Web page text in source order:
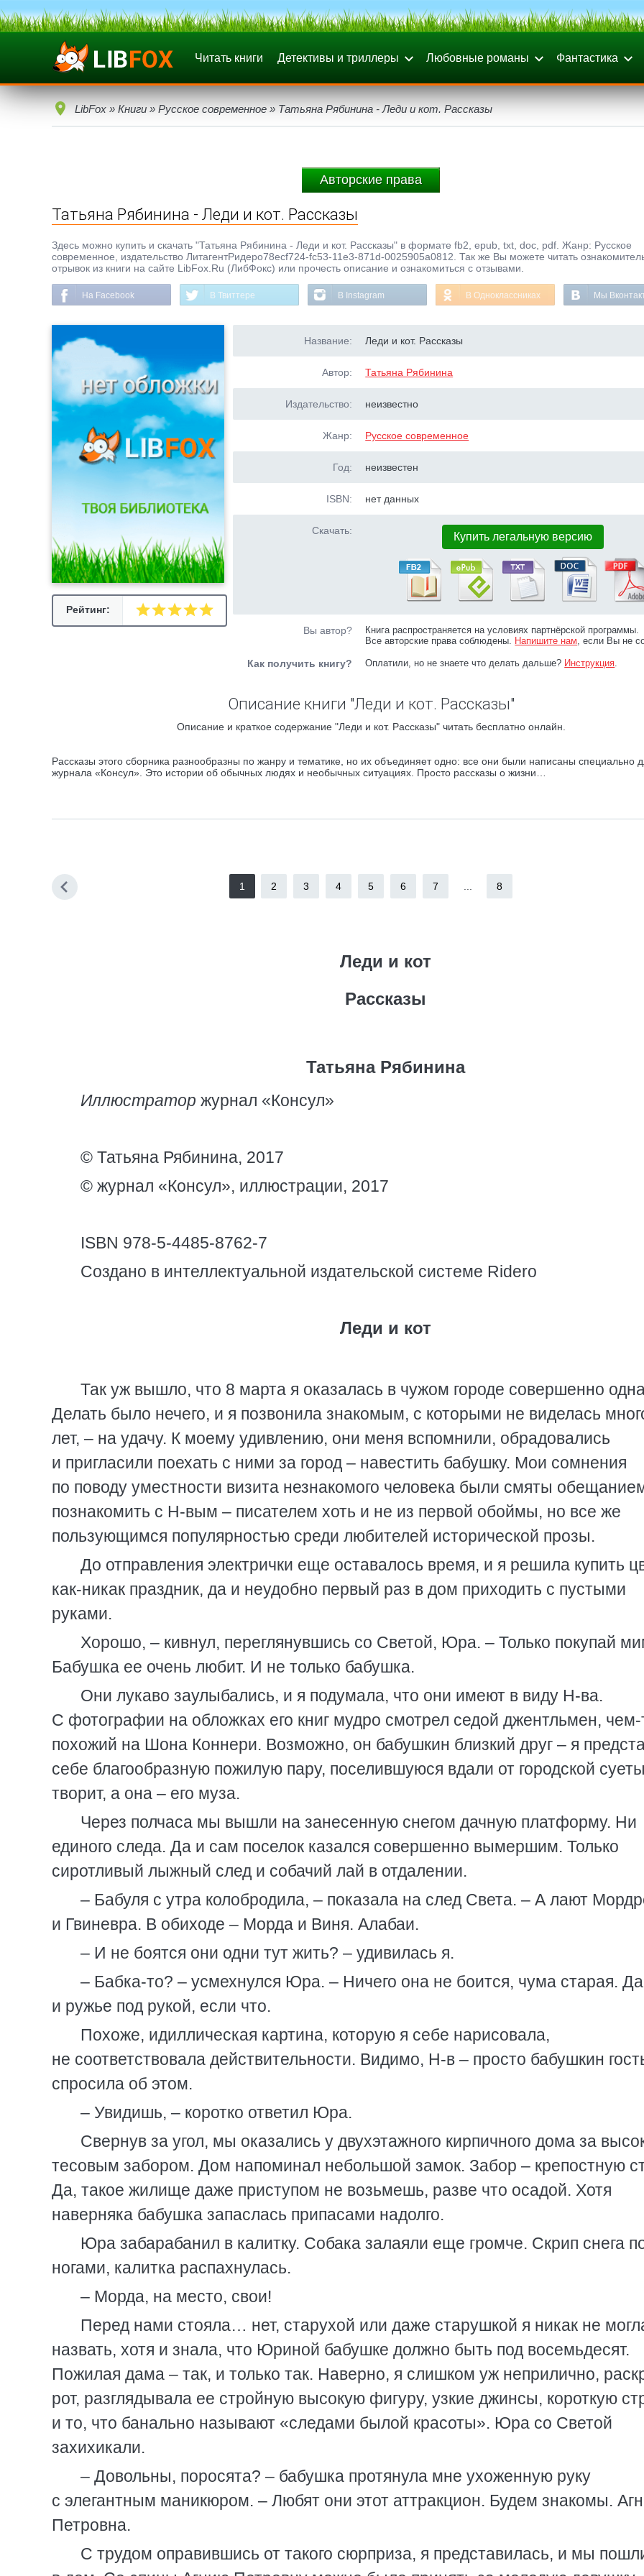
Читать книги Детективы и триллеры Любовные романы Фантастика
LibFox » Книги » Русское современное » Татьяна Рябинина - Леди и кот. Рассказы
Авторские права
Татьяна Рябинина - Леди и кот. Рассказы
Здесь можно купить и скачать "Татьяна Рябинина - Леди и кот. Рассказы" в формате fb2, epub, txt, doc, pdf. Жанр: Русское
современное, издательство ЛитагентРидеро78ecf724-fc53-11e3-871d-0025905a0812. Так же Вы можете читать
отрывок из книги на сайте LibFox.Ru (ЛибФокс) или прочесть описание и ознакомиться с отзывами.
На Facebook В Твиттере В Instagram В Одноклассниках Мы
Рейтинг:
Название: Леди и кот. Рассказы
Автор: Татьяна Рябинина
Издательство: неизвестно
Жанр: Русское современное
Год: неизвестен
ISBN: нет данных
Скачать: Купить легальную версию
Вы автор?
Книга распространяется на условиях партнёрской программы.
Все авторские права соблюдены. Напишите нам, если Вы не
Как получить книгу? Оплатили, но не знаете что делать дальше? Инструкция.
Описание книги "Леди и кот. Рассказы"
Описание и краткое содержание "Леди и кот. Рассказы" читать бесплатно онлайн.
Рассказы этого сборника разнообразны по жанру и тематике, но их объединяет одно: все они были написаны специально
журнала «Консул». Это истории об обычных людях и необычных ситуациях. Просто рассказы о жизни…
1 2 3 4 5 6 7 8
Леди и кот
Рассказы
Татьяна Рябинина
Иллюстратор журнал «Консул»
© Татьяна Рябинина, 2017
© журнал «Консул», иллюстрации, 2017
ISBN 978-5-4485-8762-7
Создано в интеллектуальной издательской системе Ridero
Леди и кот
Так уж вышло, что 8 марта я оказалась в чужом городе совершенно
Делать было нечего, и я позвонила знакомым, с которыми не виделась
лет, – на удачу. К моему удивлению, они меня вспомнили, обрадовались
и пригласили поехать с ними за город – навестить бабушку. Мои сомнения
по поводу уместности визита незнакомого человека были смяты
познакомить с Н-вым – писателем хоть и не из первой обоймы, но все же
пользующимся популярностью среди любителей исторической прозы.
До отправления электрички еще оставалось время, и я решила купить
как-никак праздник, да и неудобно первый раз в дом приходить с пустыми
руками.
Хорошо, – кивнул, переглянувшись со Светой, Юра. – Только покупай
Бабушка ее очень любит. И не только бабушка.
Они лукаво заулыбались, и я подумала, что они имеют в виду Н-ва.
С фотографии на обложках его книг мудро смотрел седой джентльмен, чем-
похожий на Шона Коннери. Возможно, он бабушкин близкий друг – я
себе благообразную пожилую пару, поселившуюся вдали от городской
творит, а она – его муза.
Через полчаса мы вышли на занесенную снегом дачную платформу. Ни
единого следа. Да и сам поселок казался совершенно вымершим. Только
сиротливый лыжный след и собачий лай в отдалении.
– Бабуля с утра колобродила, – показала на след Света. – А лают
и Гвиневра. В обиходе – Морда и Виня. Алабаи.
– И не боятся они одни тут жить? – удивилась я.
– Бабка-то? – усмехнулся Юра. – Ничего она не боится, чума старая. Да
и ружье под рукой, если что.
Похоже, идиллическая картина, которую я себе нарисовала,
не соответствовала действительности. Видимо, Н-в – просто бабушкин
спросила об этом.
– Увидишь, – коротко ответил Юра.
Свернув за угол, мы оказались у двухэтажного кирпичного дома за
тесовым забором. Дом напоминал небольшой замок. Забор – крепостную
Да, такое жилище даже приступом не возьмешь, разве что осадой. Хотя
наверняка бабушка запаслась припасами надолго.
Юра забарабанил в калитку. Собака залаяли еще громче. Скрип снега
ногами, калитка распахнулась.
– Морда, на место, свои!
Перед нами стояла… нет, старухой или даже старушкой я никак не
назвать, хотя и знала, что Юриной бабушке должно быть под восемьдесят.
Пожилая дама – так, и только так. Наверно, я слишком уж неприлично,
рот, разглядывала ее стройную высокую фигуру, узкие джинсы, короткую
и то, что банально называют «следами былой красоты». Юра со Светой
захихикали.
– Довольны, поросята? – бабушка протянула мне ухоженную руку
с элегантным маникюром. – Любят они этот аттракцион. Будем знакомы.
Петровна.
С трудом оправившись от такого сюрприза, я представилась, и мы